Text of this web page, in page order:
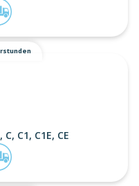
C1, C1E, CE